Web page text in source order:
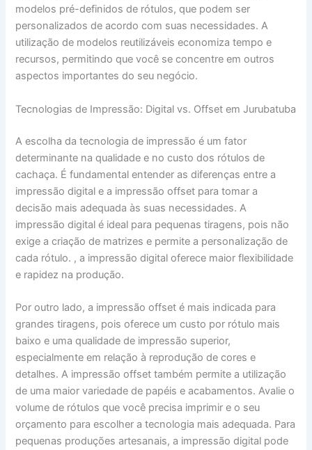
modelos pré-definidos de rótulos, que podem ser
personalizados de acordo com suas necessidades. A
utilização de modelos reutilizáveis economiza tempo e
recursos, permitindo que você se concentre em outros
aspectos importantes do seu negócio.
Tecnologias de Impressão: Digital vs. Offset em Jurubatuba
A escolha da tecnologia de impressão é um fator
determinante na qualidade e no custo dos rótulos de
cachaça. É fundamental entender as diferenças entre a
impressão digital e a impressão offset para tomar a
decisão mais adequada às suas necessidades. A
impressão digital é ideal para pequenas tiragens, pois não
exige a criação de matrizes e permite a personalização de
cada rótulo. , a impressão digital oferece maior flexibilidade
e rapidez na produção.
Por outro lado, a impressão offset é mais indicada para
grandes tiragens, pois oferece um custo por rótulo mais
baixo e uma qualidade de impressão superior,
especialmente em relação à reprodução de cores e
detalhes. A impressão offset também permite a utilização
de uma maior variedade de papéis e acabamentos. Avalie o
volume de rótulos que você precisa imprimir e o seu
orçamento para escolher a tecnologia mais adequada. Para
pequenas produções artesanais, a impressão digital pode